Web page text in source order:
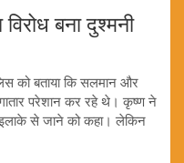
बना दुश्मनी
को बताया कि सलमान और
परेशान कर रहे थे। कृष्ण ने
इलाके से जाने को कहा। लेकिन